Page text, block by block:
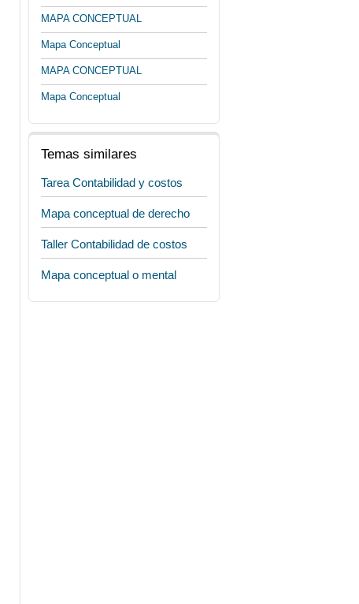
MAPA CONCEPTUAL
Mapa Conceptual
MAPA CONCEPTUAL
Mapa Conceptual
Temas similares
Tarea Contabilidad y costos
Mapa conceptual de derecho
Taller Contabilidad de costos
Mapa conceptual o mental